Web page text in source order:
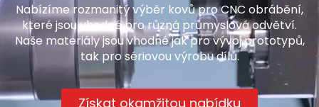
Nabízíme rozmanitý výběr kovů pro CNC obrábění,
které jsou vhodné pro různá průmyslová odvětví.
Naše materiály jsou vhodné jak pro vývoj prototypů,
tak pro sériovou výrobu dílů.
Získat okamžitou nabídku